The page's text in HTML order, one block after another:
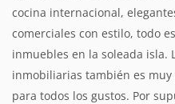
cocina internacional,
comerciales con estilo, todo
inmuebles en la soleada isla.
inmobiliarias también es
para todos los gustos. Por